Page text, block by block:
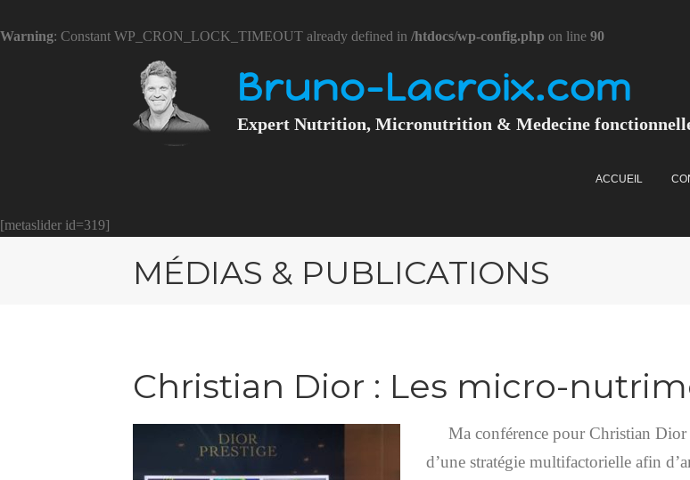
Warning: Constant WP_CRON_LOCK_TIMEOUT already defined in /htdocs/wp-config.php on line 90
Bruno-Lacroix.com
Expert Nutrition, Micronutrition & Medecine
ACCUEIL
[metaslider id=319]
MÉDIAS & PUBLICATIONS
Christian Dior : Les micro-
Ma conférence pour Christian Dior
d’une stratégie multifactorielle afin